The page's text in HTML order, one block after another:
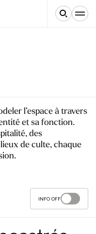
l’espace à travers
et sa fonction.
des
de culte, chaque
INFO OFF